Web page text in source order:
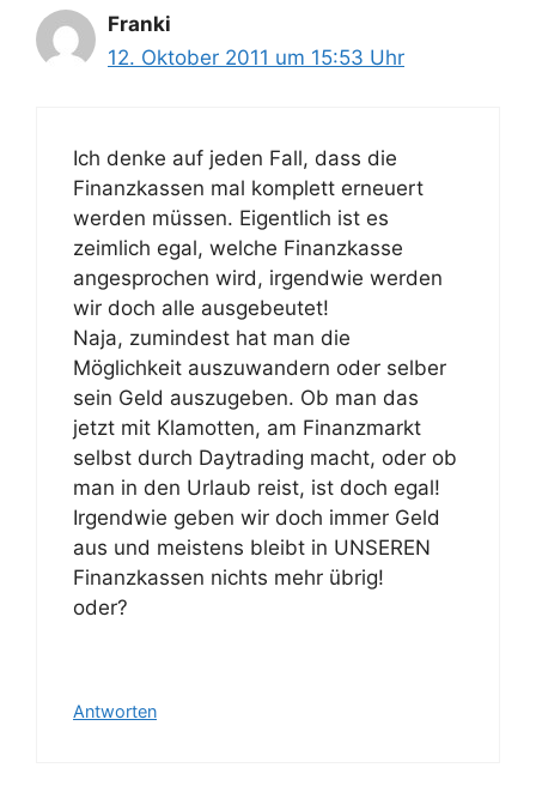
Franki
12. Oktober 2011 um 15:53 Uhr
Ich denke auf jeden Fall, dass die
Finanzkassen mal komplett erneuert
werden müssen. Eigentlich ist es
zeimlich egal, welche Finanzkasse
angesprochen wird, irgendwie werden
wir doch alle ausgebeutet!
Naja, zumindest hat man die
Möglichkeit auszuwandern oder selber
sein Geld auszugeben. Ob man das
jetzt mit Klamotten, am Finanzmarkt
selbst durch Daytrading macht, oder ob
man in den Urlaub reist, ist doch egal!
Irgendwie geben wir doch immer Geld
aus und meistens bleibt in UNSEREN
Finanzkassen nichts mehr übrig!
oder?
Antworten